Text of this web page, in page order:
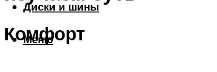
Диски и шины
Меню
Комфорт